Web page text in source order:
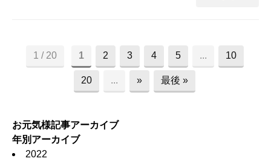
1 / 20 1 2 3 4 5 ... 10
20 ... » 最後 »
お元気様記事アーカイブ
年別アーカイブ
2022